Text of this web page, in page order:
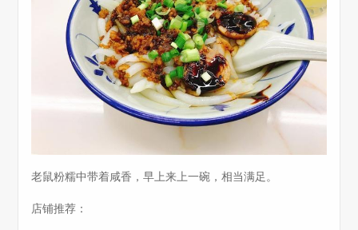
老鼠粉糯中带着咸香，早上来上一碗，相当满足。
店铺推荐：